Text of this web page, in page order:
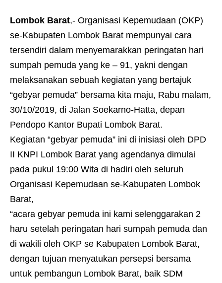
Lombok Barat,- Organisasi Kepemudaan (OKP)
se-Kabupaten Lombok Barat mempunyai cara
tersendiri dalam menyemarakkan peringatan hari
sumpah pemuda yang ke – 91, yakni dengan
melaksanakan sebuah kegiatan yang bertajuk
“gebyar pemuda” bersama kita maju, Rabu malam,
30/10/2019, di Jalan Soekarno-Hatta, depan
Pendopo Kantor Bupati Lombok Barat.
Kegiatan “gebyar pemuda” ini di inisiasi oleh DPD
II KNPI Lombok Barat yang agendanya dimulai
pada pukul 19:00 Wita di hadiri oleh seluruh
Organisasi Kepemudaan se-Kabupaten Lombok
Barat,
“acara gebyar pemuda ini kami selenggarakan 2
haru setelah peringatan hari sumpah pemuda dan
di wakili oleh OKP se Kabupaten Lombok Barat,
dengan tujuan menyatukan persepsi bersama
untuk pembangun Lombok Barat, baik SDM